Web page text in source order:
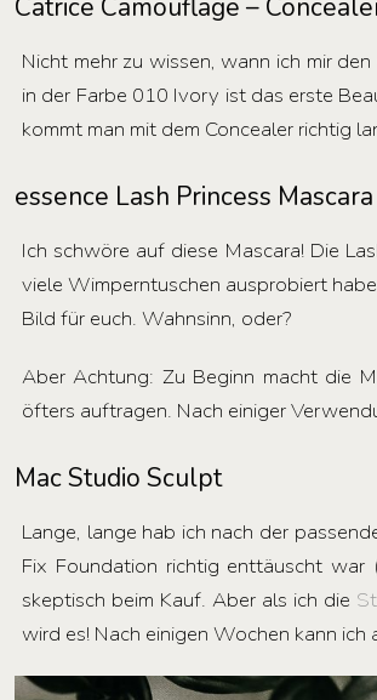
Catrice Camouflage –
Nicht mehr zu wissen, wann ich mir
in der Farbe 010 Ivory ist das erste
kommt man mit dem Concealer richtig
essence Lash Princess Mascara
Ich schwöre auf diese Mascara! Die
viele Wimperntuschen ausprobiert
Bild für euch. Wahnsinn, oder?
Aber Achtung: Zu Beginn macht die
öfters auftragen. Nach einiger
Mac Studio Sculpt
Lange, lange hab ich nach der
Fix Foundation richtig enttäuscht
skeptisch beim Kauf. Aber als ich die
wird es! Nach einigen Wochen kann